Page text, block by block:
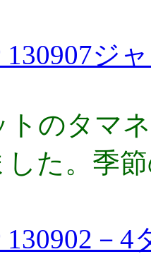
ジ
トのタマ
た。季
－4